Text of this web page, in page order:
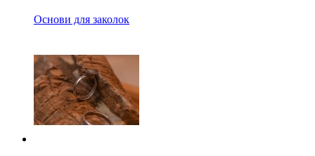
Основи для заколок